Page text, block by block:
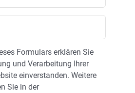
Formulars erklären Sie
und Verarbeitung Ihrer
einverstanden. Weitere
Sie in der